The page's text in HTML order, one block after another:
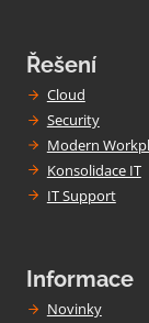
Řešení
Cloud
Security
Modern
Konsolidace IT
IT Support
Informace
Novinky